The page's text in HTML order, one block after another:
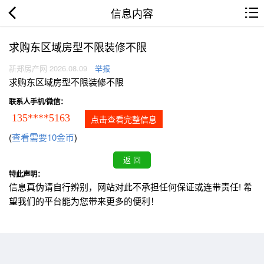
信息内容
求购东区域房型不限装修不限
新郑房产网 2026.08.09 举报
求购东区域房型不限装修不限
联系人手机/微信：
135****5163 点击查看完整信息
(查看需要10金币)
特此声明：
信息真伪请自行辨别，网站对此不承担任何保证或连带责任! 希
望我们的平台能为您带来更多的便利！